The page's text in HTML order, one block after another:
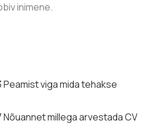
inimene.
Peamist viga mida tehakse
Nõuannet millega arvestada CV